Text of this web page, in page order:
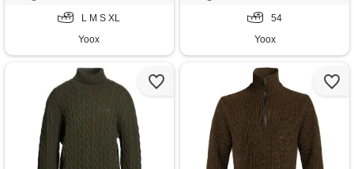
L M S XL
Yoox
54
Yoox